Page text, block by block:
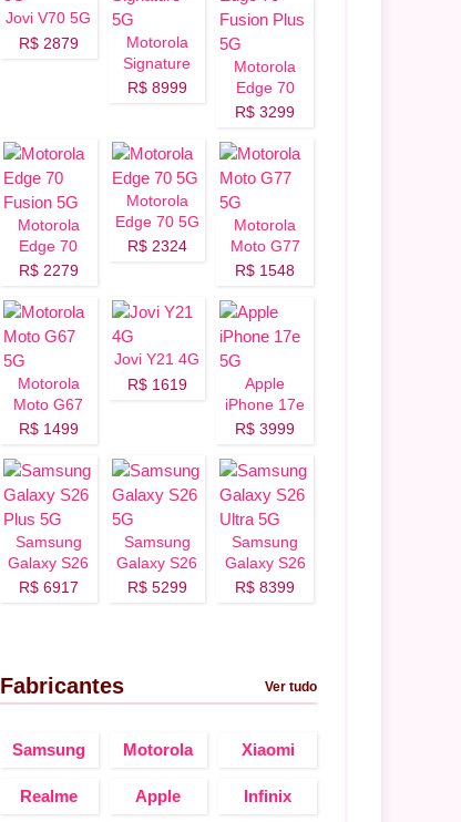
Jovi V70 5G
R$ 2879
Motorola
Signature
5G
R$ 8999
Motorola
Edge 70
Fusion Plus
R$ 3299
Motorola
Edge 70
Fusion 5G
R$ 2279
Motorola
Edge 70 5G
R$ 2324
Motorola
Moto G77
5G
R$ 1548
Motorola
Moto G67
5G
R$ 1499
Jovi Y21 4G
R$ 1619
Apple
iPhone 17e
5G
R$ 3999
Samsung
Galaxy S26
Plus 5G
R$ 6917
Samsung
Galaxy S26
5G
R$ 5299
Samsung
Galaxy S26
Ultra 5G
R$ 8399
Fabricantes Ver tudo
Samsung Motorola Xiaomi
Realme Apple Infinix